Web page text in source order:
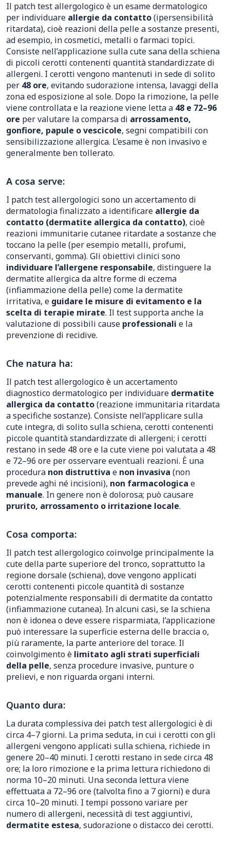
Il patch test allergologico è un esame dermatologico
per individuare allergie da contatto(ipersensibilità
ritardata), cioè reazioni della pelle a sostanze presenti,
ad esempio, in cosmetici, metalli o farmaci topici.
Consiste nell’applicazione sulla cute sana della schiena
di piccoli cerotti contenenti quantità standardizzate di
allergeni. I cerotti vengono mantenuti in sede di solito
per 48 ore, evitando sudorazione intensa, lavaggi della
zona ed esposizione al sole. Dopo la rimozione, la pelle
viene controllata e la reazione viene letta a 48 e 72–96
ore per valutare la comparsa di arrossamento,
gonfiore, papule o vescicole, segni compatibili con
sensibilizzazione allergica. L’esame è non invasivo e
generalmente ben tollerato.
A cosa serve:
I patch test allergologici sono un accertamento di
dermatologia finalizzato a identificare allergie da
contatto (dermatite allergica da contatto), cioè
reazioni immunitarie cutanee ritardate a sostanze che
toccano la pelle (per esempio metalli, profumi,
conservanti, gomma). Gli obiettivi clinici sono
individuare l’allergene responsabile, distinguere la
dermatite allergica da altre forme di eczema
(infiammazione della pelle) come la dermatite
irritativa, e guidare le misure di evitamento e la
scelta di terapie mirate. Il test supporta anche la
valutazione di possibili cause professionali e la
prevenzione di recidive.
Che natura ha:
Il patch test allergologico è un accertamento
diagnostico dermatologico per individuare dermatite
allergica da contatto(reazione immunitaria ritardata
a specifiche sostanze). Consiste nell’applicare sulla
cute integra, di solito sulla schiena, cerotti contenenti
piccole quantità standardizzate di allergeni; i cerotti
restano in sede 48 ore e la cute viene poi valutata a 48
e 72–96 ore per osservare eventuali reazioni. È una
procedura non distruttiva e non invasiva (non
prevede aghi né incisioni), non farmacologica e
manuale. In genere non è dolorosa; può causare
prurito, arrossamento o irritazione locale.
Cosa comporta:
Il patch test allergologico coinvolge principalmente la
cute della parte superiore del tronco, soprattutto la
regione dorsale (schiena), dove vengono applicati
cerotti contenenti piccole quantità di sostanze
potenzialmente responsabili di dermatite da contatto
(infiammazione cutanea). In alcuni casi, se la schiena
non è idonea o deve essere risparmiata, l’applicazione
può interessare la superficie esterna delle braccia o,
più raramente, la parte anteriore del torace. Il
coinvolgimento è limitato agli strati superficiali
della pelle, senza procedure invasive, punture o
prelievi, e non riguarda organi interni.
Quanto dura:
La durata complessiva dei patch test allergologici è di
circa 4–7 giorni. La prima seduta, in cui i cerotti con gli
allergeni vengono applicati sulla schiena, richiede in
genere 20–40 minuti. I cerotti restano in sede circa 48
ore; la loro rimozione e la prima lettura richiedono di
norma 10–20 minuti. Una seconda lettura viene
effettuata a 72–96 ore (talvolta fino a 7 giorni) e dura
circa 10–20 minuti. I tempi possono variare per
numero di allergeni, necessità di test aggiuntivi,
dermatite estesa, sudorazione o distacco dei cerotti.